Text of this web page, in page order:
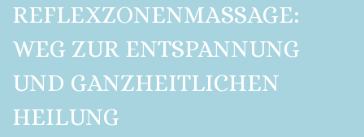
REFLEXZONENMASSAGE:
WEG ZUR ENTSPANNUNG
UND GANZHEITLICHEN
HEILUNG